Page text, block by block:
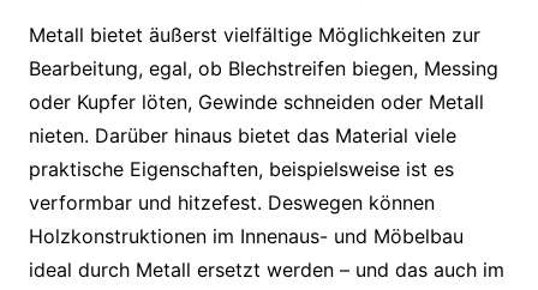
Metall bietet äußerst vielfältige Möglichkeiten zur
Bearbeitung, egal, ob Blechstreifen biegen, Messing
oder Kupfer löten, Gewinde schneiden oder Metall
nieten. Darüber hinaus bietet das Material viele
praktische Eigenschaften, beispielsweise ist es
verformbar und hitzefest. Deswegen können
Holzkonstruktionen im Innenaus- und Möbelbau
ideal durch Metall ersetzt werden – und das auch im